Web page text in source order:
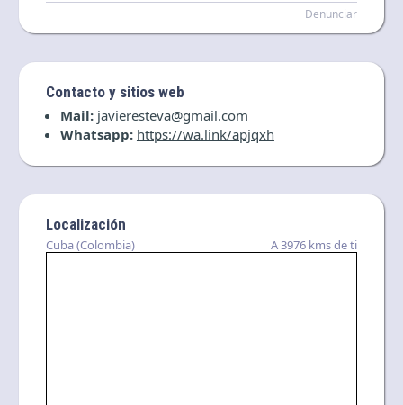
Denunciar
Contacto y sitios web
Mail:javieresteva@gmail.com
Whatsapp: https://wa.link/apjqxh
Localización
Cuba (Colombia) A 3976 kms de ti